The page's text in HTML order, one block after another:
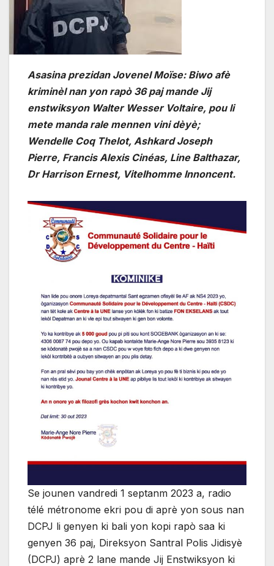
Asasina prezidan Jovenel Moïse: Biwo afè
kriminèl nan yon rapò 36 paj mande Jij
enstwiksyon Walter Wesser Voltaire, pou li
mete manda rale mennen vini dèyè;
Wendelle Coq Thelot, Ashkard Joseph
Pierre, Francis Alexis Cinéas, Line Balthazar,
Dr Harrison Ernest, Vitelhomme Innoncent.
Se jounen vandredi 1 septanm 2023 a, radio
télé métronome ekri pou di aprè yon sous nan
DCPJ li genyen ki bali yon kopi rapò saa ki
genyen 36 paj, Direksyon Santral Polis Jidisyè
(DCPJ) aprè 2 lane mande Jij Enstwiksyon ki